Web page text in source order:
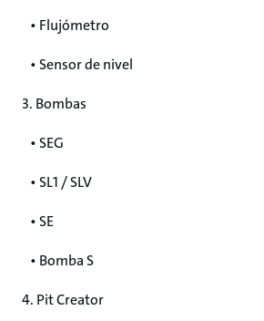
• Flujómetro
• Sensor de nivel
3. Bombas
• SEG
• SL1 / SLV
• SE
• Bomba S
4. Pit Creator